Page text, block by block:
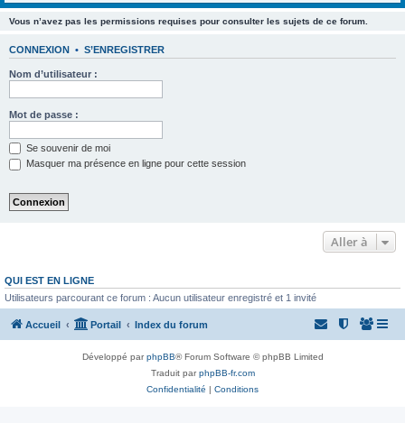
Vous n’avez pas les permissions requises pour consulter les sujets de ce forum.
CONNEXION • S’ENREGISTRER
Nom d’utilisateur :
Mot de passe :
Se souvenir de moi
Masquer ma présence en ligne pour cette session
Aller à
QUI EST EN LIGNE
Utilisateurs parcourant ce forum : Aucun utilisateur enregistré et 1 invité
Accueil Portail Index du forum
Développé parphpBB® Forum Software © phpBB Limited
Traduit parphpBB-fr.com
Confidentialité | Conditions